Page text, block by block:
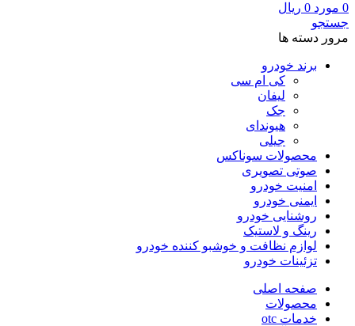
0 مورد 0 ریال
جستجو
مرور دسته ها
برند خودرو
کی ام سی
لیفان
جک
هیوندای
جیلی
محصولات سوناکس
صوتی تصویری
امنیت خودرو
ایمنی خودرو
روشنایی خودرو
رینگ و لاستیک
لوازم نظافت و خوشبو کننده خودرو
تزئینات خودرو
صفحه اصلی
محصولات
خدمات otc